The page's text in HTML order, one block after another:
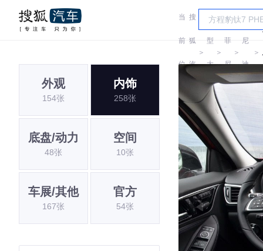
当
前
位
搜
狐
汽
＞
车
型
大
全
＞
英
菲
尼
＞
菲
尼
迪
＞
外观
154张
内饰
258张
底盘/动力
48张
空间
10张
车展/其他
167张
官方
54张